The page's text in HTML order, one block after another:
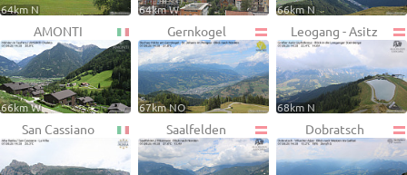
64km N 64km W 66km N
AMONTI
66km W
Gernkogel
67km NO
Leogang - Asitz
68km N
San Cassiano Saalfelden Dobratsch